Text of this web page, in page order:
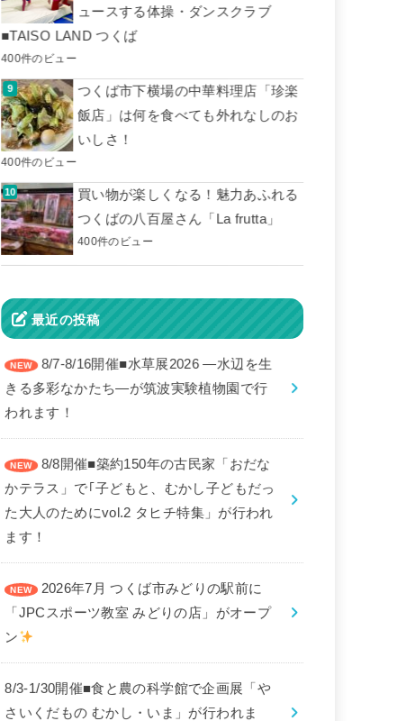
ュースする体操・ダンスクラブ
■TAISO LAND つくば
400件のビュー
つくば市下横場の中華料理店「珍楽
飯店」は何を食べても外れなしのお
いしさ！
400件のビュー
買い物が楽しくなる！魅力あふれる
つくばの八百屋さん「La frutta」
400件のビュー
最近の投稿
8/7-8/16開催■水草展2026 ―水辺を生
きる多彩なかたち―が筑波実験植物園で行
われます！
8/8開催■築約150年の古民家「おだな
かテラス」で｢子どもと、むかし子どもだっ
た大人のためにvol.2 タヒチ特集」が行われ
ます！
2026年7月 つくば市みどりの駅前に
「JPCスポーツ教室 みどりの店」がオープ
ン
8/3-1/30開催■食と農の科学館で企画展「や
さいくだもの むかし・いま」が行われま